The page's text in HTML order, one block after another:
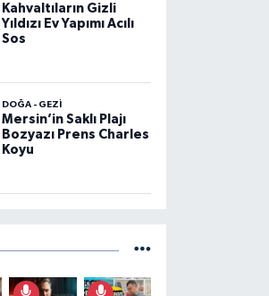
Kahvaltıların Gizli
Yıldızı Ev Yapımı Acılı
Sos
DOĞA - GEZI
Mersin’in Saklı Plajı
Bozyazı Prens Charles
Koyu